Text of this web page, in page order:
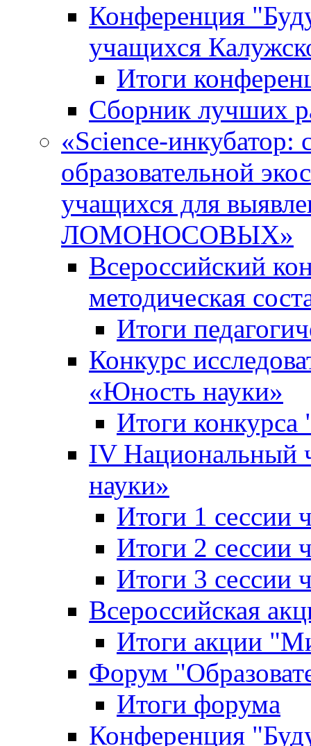
Конференция
учащихся
Итоги
Сборник лучших
«Science-инкубатор:
образовательной
учащихся для
ЛОМОНОСОВЫХ»
Всероссийский
методическая
Итоги
Конкурс
«Юность науки»
Итоги
IV
науки»
Итоги 1 сессии
Итоги 2 сессии
Итоги 3 сессии
Всероссийская
Итоги акции
Форум
Итоги форума
Конференция